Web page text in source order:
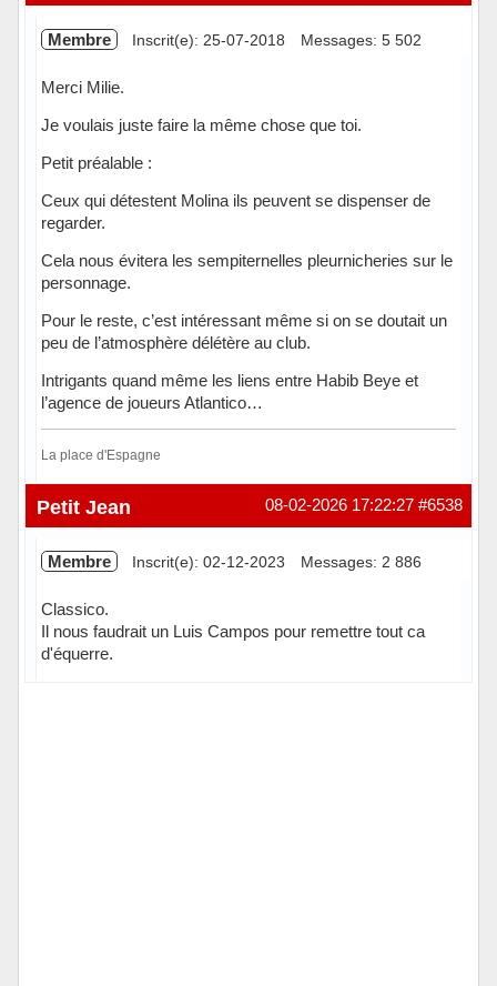
Membre Inscrit(e): 25-07-2018 Messages: 5 502
Merci Milie.
Je voulais juste faire la même chose que toi.
Petit préalable :
Ceux qui détestent Molina ils peuvent se dispenser de
regarder.
Cela nous évitera les sempiternelles pleurnicheries sur le
personnage.
Pour le reste, c’est intéressant même si on se doutait un
peu de l’atmosphère délétère au club.
Intrigants quand même les liens entre Habib Beye et
l’agence de joueurs Atlantico…
La place d'Espagne
Hors ligne #6538
08-02-2026 17:22:27
Petit Jean
Membre Inscrit(e): 02-12-2023 Messages: 2 886
Classico.
Il nous faudrait un Luis Campos pour remettre tout ca
d'équerre.